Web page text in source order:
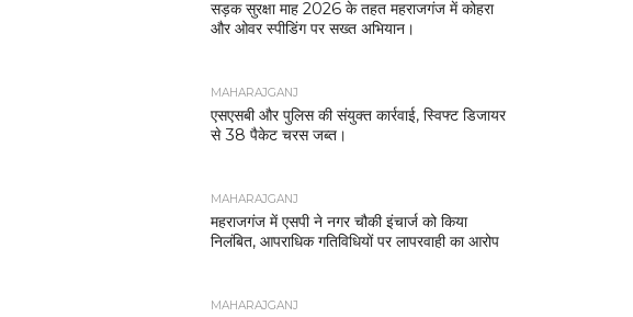
सड़क सुरक्षा माह 2026 के तहत महराजगंज में कोहरा
और ओवर स्पीडिंग पर सख्त अभियान।
MAHARAJGANJ
एसएसबी और पुलिस की संयुक्त कार्रवाई, स्विफ्ट डिजायर
से 38 पैकेट चरस जब्त।
MAHARAJGANJ
महराजगंज में एसपी ने नगर चौकी इंचार्ज को किया
निलंबित, आपराधिक गतिविधियों पर लापरवाही का आरोप
MAHARAJGANJ